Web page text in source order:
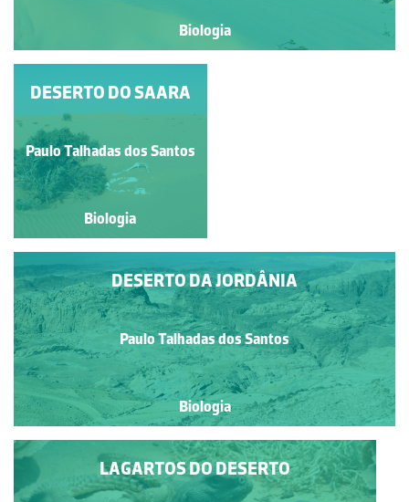
Biologia
DESERTO DE NEGEV
Paulo Talhadas dos Santos
Biologia
DESERTO DA JORDÂNIA
Paulo Talhadas dos Santos
Biologia
DESERTO DO SAARA
Paulo Talhadas dos Santos
Biologia
LAGARTOS DO DESERTO